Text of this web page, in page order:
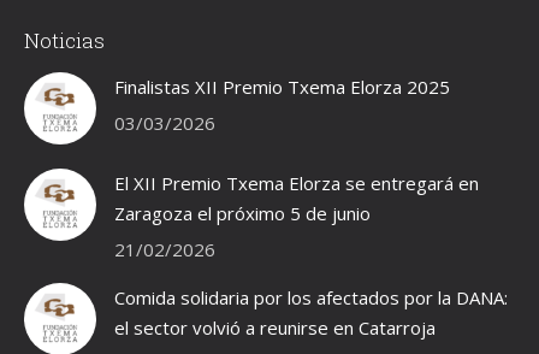
opens
in
new
window
opens
in
new
window
in
Noticias
Finalistas XII Premio Txema Elorza 2025
03/03/2026
El XII Premio Txema Elorza se entregará en
Zaragoza el próximo 5 de junio
21/02/2026
Comida solidaria por los afectados por la DANA:
el sector volvió a reunirse en Catarroja